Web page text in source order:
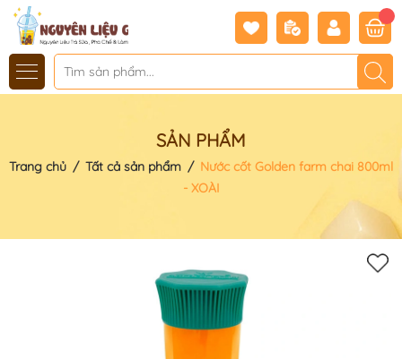
SẢN PHẨM
Trang chủ / Tất cả sản phẩm / Nước cốt Golden farm chai 800ml
- XOÀI